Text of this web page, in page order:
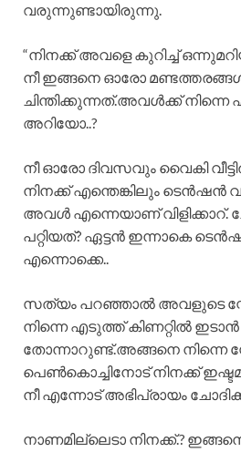
വരുന്നുണ്ടായിരുന്നു.
“നിനക്ക് അവളെ കുറിച്ച്
നീ ഇങ്ങനെ ഓരോ
ചിന്തിക്കുന്നത്.അവൾക്ക്
അറിയോ..?
നീ ഓരോ ദിവസവും വൈകി
നിനക്ക് എന്തെങ്കിലും ടെൻഷൻ
അവൾ എന്നെയാണ് വിളിക്കാറ്.
പറ്റിയത്? ഏട്ടൻ ഇന്നാകെ
എന്നൊക്കെ..
സത്യം പറഞ്ഞാൽ അവളുടെ
നിന്നെ എടുത്ത് കിണറ്റിൽ
തോന്നാറുണ്ട്.അങ്ങനെ നിന്നെ
പെൺകൊച്ചിനോട് നിനക്ക്
നീ എന്നോട് അഭിപ്രായം
നാണമില്ലെടാ നിനക്ക്.?